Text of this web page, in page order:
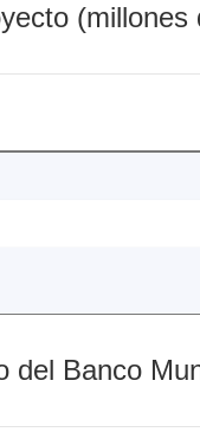
(millones
del Banco